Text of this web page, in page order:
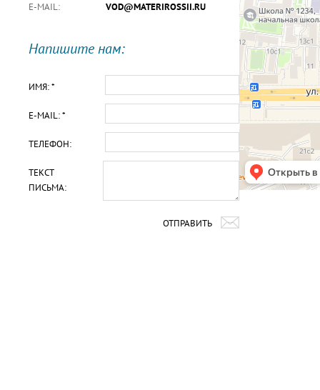
E-MAIL: VOD@MATERIROSSII.RU
Напишите нам:
ИМЯ: *
E-MAIL: *
ТЕЛЕФОН:
ТЕКСТ
ПИСЬМА:
ОТПРАВИТЬ